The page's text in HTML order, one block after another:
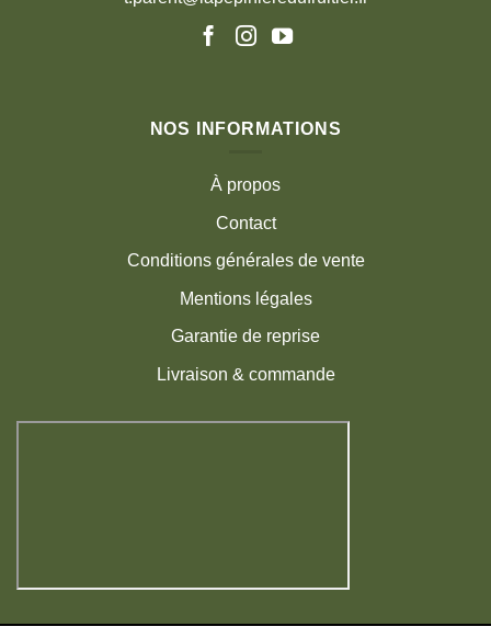
NOS INFORMATIONS
À propos
Contact
Conditions générales de vente
Mentions légales
Garantie de reprise
Livraison & commande